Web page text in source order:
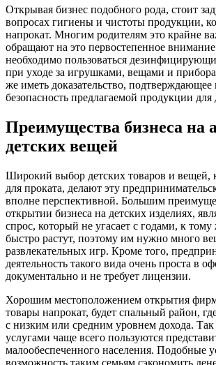
Открывая бизнес подобного рода, стоит
вопросах гигиены и чистоты продукции,
напрокат. Многим родителям это крайне
обращают на это первостепенное
необходимо пользоваться
при уходе за игрушками, вещами и
же иметь доказательство, подтверждающее
безопасность предлагаемой продукции для
Преимущества бизнеса на
детских вещей
Широкий выбор детских товаров и вещей,
для проката, делают эту
вполне перспективной. Большим
открытии бизнеса на детских изделиях,
спрос, который не угасает с годами, к тому
быстро растут, поэтому им нужно много
развлекательных игр. Кроме того,
деятельность такого вида очень проста в
документально и не требует лицензии.
Хорошим местоположением открытия
товары напрокат, будет спальный район,
с низким или средним уровнем дохода.
услугами чаще всего пользуются
малообеспеченного населения. Подобные
возможность таким семьям сэкономить